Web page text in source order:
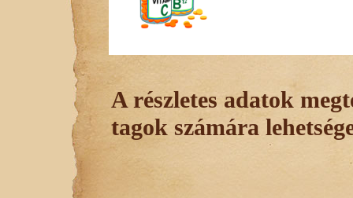
A részletes adatok
tagok számára